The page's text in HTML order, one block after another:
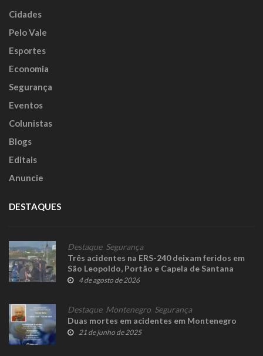
Cidades
Pelo Vale
Esportes
Economia
Segurança
Eventos
Colunistas
Blogs
Editais
Anuncie
DESTAQUES
Destaque, Segurança
Três acidentes na ERS-240 deixam feridos em
São Leopoldo, Portão e Capela de Santana
4 de agosto de 2026
Destaque, Montenegro Segurança
Duas mortes em acidentes em Montenegro
21 de junho de 2025